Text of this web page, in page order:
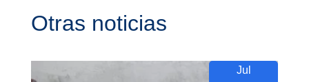
Otras noticias
Jul